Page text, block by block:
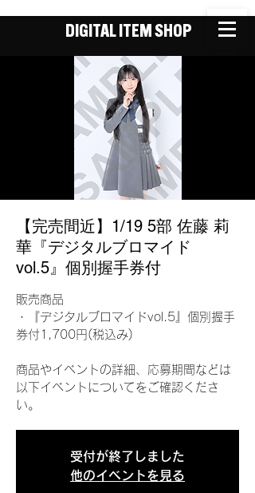
DIGITAL ITEM SHOP
【完売間近】1/19 5部 佐藤 莉
華『デジタルブロマイド
vol.5』個別握手券付
販売商品
・『デジタルブロマイドvol.5』個別握手
券付1,700円(税込み)
商品やイベントの詳細、応募期間などは
以下イベントについてをご確認くださ
い。
受付が終了しました
他のイベントを見る